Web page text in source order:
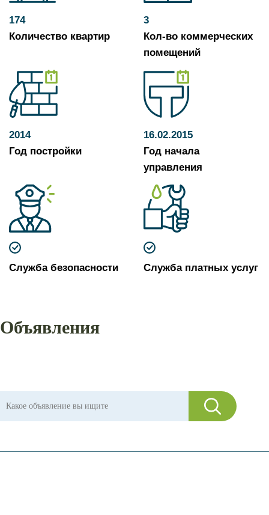
174
Количество квартир
3
Кол-во коммерческих
помещений
2014
Год постройки
16.02.2015
Год начала
управления
Служба безопасности Служба платных услуг
Объявления